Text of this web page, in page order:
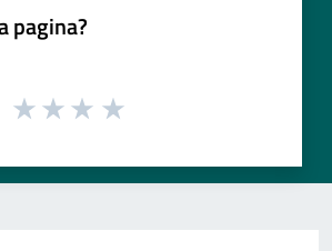
pagina?